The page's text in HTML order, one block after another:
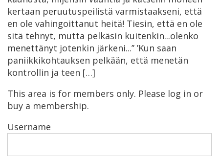
kertaan peruutuspeilistä varmistaakseni, että
en ole vahingoittanut heitä! Tiesin, että en ole
sitä tehnyt, mutta pelkäsin kuitenkin...olenko
menettänyt jotenkin järkeni...’’ ’Kun saan
paniikkikohtauksen pelkään, että menetän
kontrollin ja teen […]
This area is for members only. Please log in or
buy a membership.
Username